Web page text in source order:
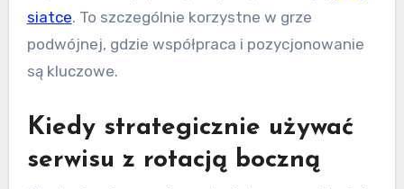
siatce. To szczególnie korzystne w grze
podwójnej, gdzie współpraca i pozycjonowanie
są kluczowe.
Kiedy strategicznie używać
serwisu z rotacją boczną